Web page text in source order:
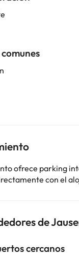
ofrece parking
con el
de
cercanos